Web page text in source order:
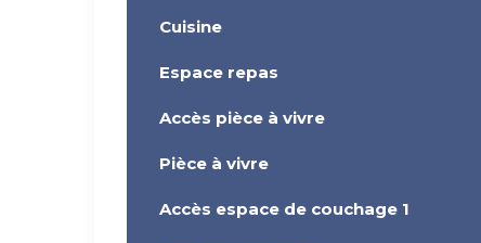
Cuisine
Espace repas
Accès pièce à vivre
Pièce à vivre
Accès espace de couchage 1